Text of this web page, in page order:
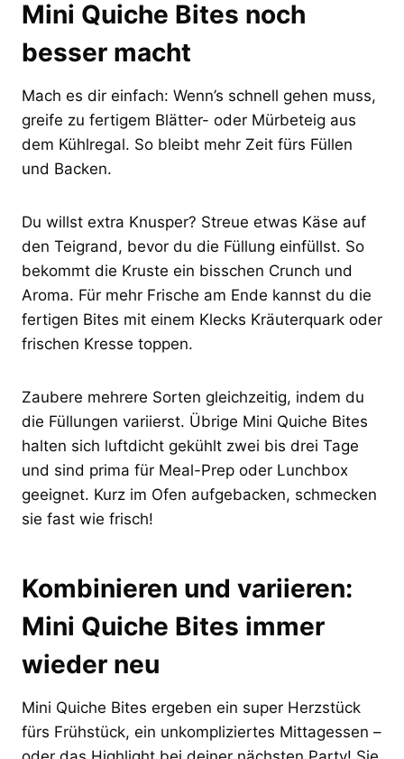
Mini Quiche Bites noch
besser macht
Mach es dir einfach: Wenn’s schnell gehen muss,
greife zu fertigem Blätter- oder Mürbeteig aus
dem Kühlregal. So bleibt mehr Zeit fürs Füllen
und Backen.
Du willst extra Knusper? Streue etwas Käse auf
den Teigrand, bevor du die Füllung einfüllst. So
bekommt die Kruste ein bisschen Crunch und
Aroma. Für mehr Frische am Ende kannst du die
fertigen Bites mit einem Klecks Kräuterquark oder
frischen Kresse toppen.
Zaubere mehrere Sorten gleichzeitig, indem du
die Füllungen variierst. Übrige Mini Quiche Bites
halten sich luftdicht gekühlt zwei bis drei Tage
und sind prima für Meal-Prep oder Lunchbox
geeignet. Kurz im Ofen aufgebacken, schmecken
sie fast wie frisch!
Kombinieren und variieren:
Mini Quiche Bites immer
wieder neu
Mini Quiche Bites ergeben ein super Herzstück
fürs Frühstück, ein unkompliziertes Mittagessen –